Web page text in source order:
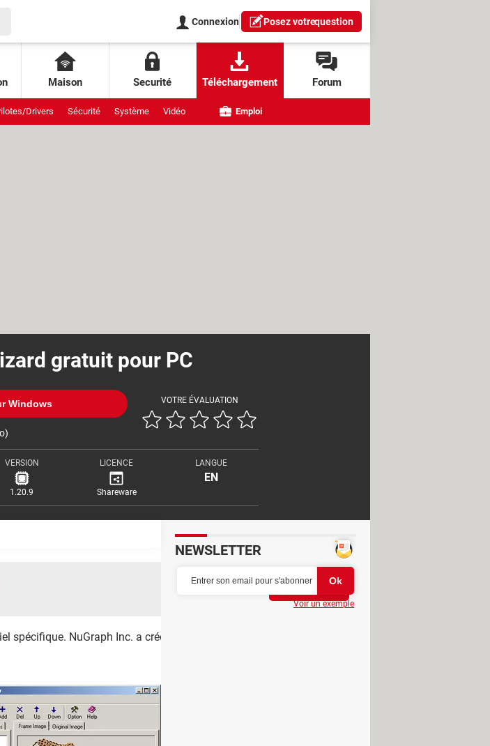
Connexion Posez votrequestion
Maison Securité Téléchargement Forum
Drivers Sécurité Système Vidéo Emploi
gratuit pour PC
Windows VOTRE ÉVALUATION
VERSION
1.20.9
LICENCE
Shareware
LANGUE
EN
spécifique. NuGraph Inc. a créé
NEWSLETTER
Voir un exemple